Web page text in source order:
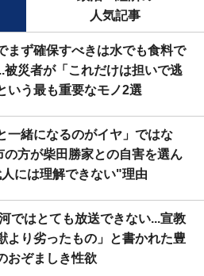
人気記事
まず確保すべきは水でも食料で
被災者が「これだけは担いで逃
いう最も重要なモノ2選
一緒になるのがイヤ」ではな
の方が柴田勝家との自害を選ん
には理解できない"理由
ではとても放送できない...宣教
より劣ったもの」と書かれた豊
おぞましき性欲